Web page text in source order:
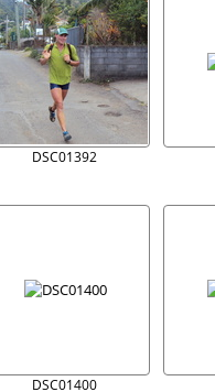
DSC01392
DSC01400